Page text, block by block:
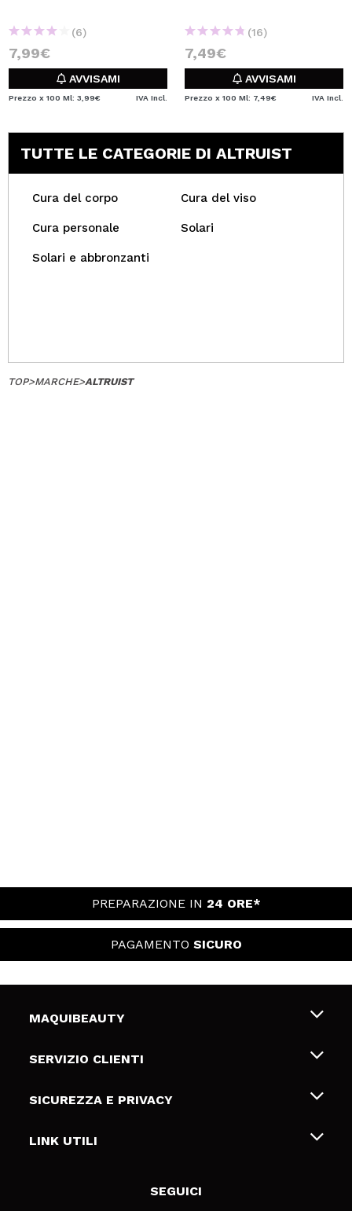
(6)
7,99€
AVVISAMI
Prezzo x 100 Ml: 3,99€ IVA Incl.
(16)
7,49€
AVVISAMI
Prezzo x 100 Ml: 7,49€ IVA Incl.
TUTTE LE CATEGORIE DI ALTRUIST
Cura del corpo Cura del viso
Cura personale Solari
Solari e abbronzanti
TOP>MARCHE>ALTRUIST
PREPARAZIONE IN 24 ORE*
PAGAMENTO SICURO
MAQUIBEAUTY
Chi siamo
Gift Cards
SERVIZIO CLIENTI
Spedizioni & Resi
Metodi di pagamamento
SICUREZZA E PRIVACY
Termini e condizioni
LINK UTILI
SEGUICI